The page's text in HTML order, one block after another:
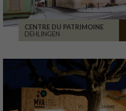
CENTRE DU PATRIMOINE
DEHLINGEN